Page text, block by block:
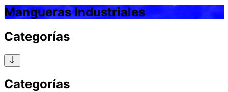
Mangueras Industriales
Categorías
Categorías